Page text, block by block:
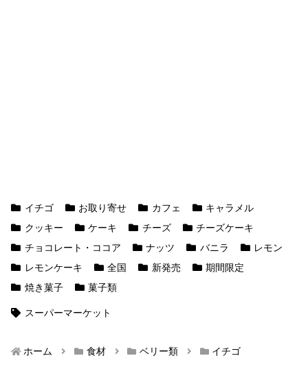
イチゴ お取り寄せ カフェ
キャラメル
クッキー
ケーキ チーズ
チーズケーキ
チョコレート・ココア
ナッツ バニラ
レモン
レモンケーキ
全国 新発売
期間限定
焼き菓子
菓子類
スーパーマーケット
ホーム 食材 ベリー類 イチゴ